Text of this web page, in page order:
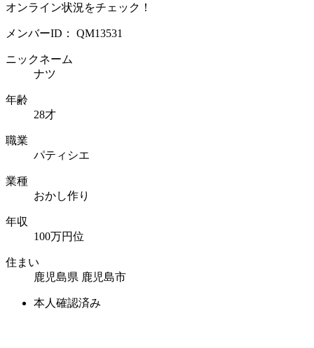
オンライン状況をチェック！
メンバーID： QM13531
ニックネーム
ナツ
年齢
28才
職業
パティシエ
業種
おかし作り
年収
100万円位
住まい
鹿児島県 鹿児島市
本人確認済み